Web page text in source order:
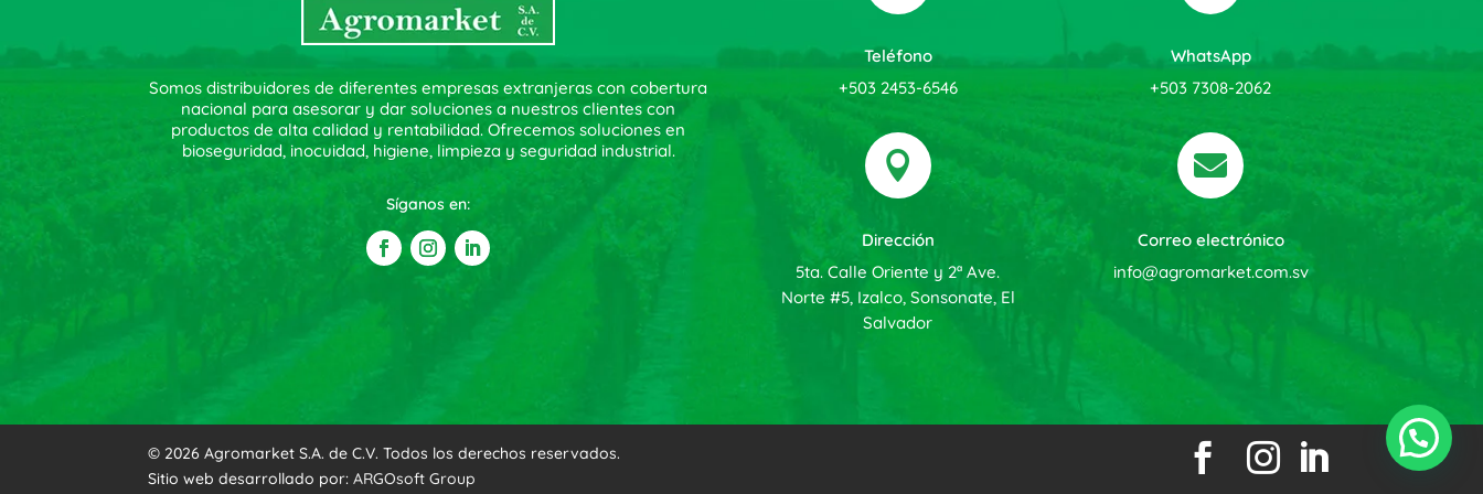
Somos distribuidores de diferentes empresas extranjeras con cobertura
nacional para asesorar y dar soluciones a nuestros clientes con
productos de alta calidad y rentabilidad. Ofrecemos soluciones en
bioseguridad, inocuidad, higiene, limpieza y seguridad industrial.
Síganos en:
Teléfono
+503 2453-6546

Dirección
5ta. Calle Oriente y 2ª Ave.
Norte #5, Izalco, Sonsonate, El
Salvador
WhatsApp
+503 7308-2062

Correo electrónico
info@agromarket.com.sv
© 2026 Agromarket S.A. de C.V. Todos los derechos reservados.
Sitio web desarrollado por:ARGOsoft Group
  